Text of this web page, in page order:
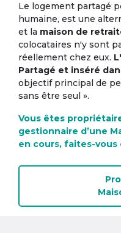
Le logement partagé
humaine, est une
et la maison de
colocataires n'y sont
réellement chez eux.
Partagé et inséré
objectif principal de
sans être seul ».
Vous êtes
gestionnaire d’une
en cours, faites-vous